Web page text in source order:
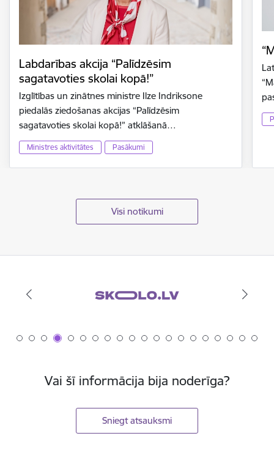
Labdarības akcija “Palīdzēsim
sagatavoties skolai kopā!”
Izglītības un zinātnes ministre Ilze Indriksone
piedalās ziedošanas akcijas “Palīdzēsim
sagatavoties skolai kopā!” atklāšanā…
Ministres aktivitātes Pasākumi
Visi notikumi
Vai šī informācija bija noderīga?
Sniegt atsauksmi